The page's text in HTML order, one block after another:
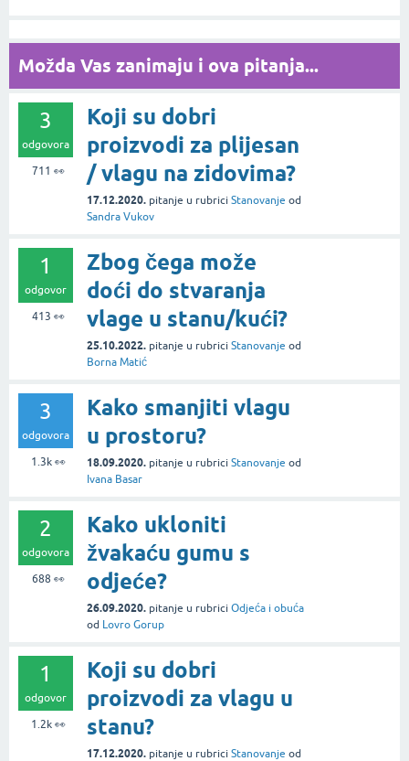
Možda Vas zanimaju i ova pitanja...
3
odgovora
711 👀
Koji su dobri
proizvodi za plijesan
/ vlagu na zidovima?
17.12.2020. pitanje u rubrici Stanovanje od
Sandra Vukov
1
odgovor
413 👀
Zbog čega može
doći do stvaranja
vlage u stanu/kući?
25.10.2022. pitanje u rubrici Stanovanje od
Borna Matić
3
odgovora
1.3k👀
Kako smanjiti vlagu
u prostoru?
18.09.2020. pitanje u rubrici Stanovanje od
Ivana Basar
2
odgovora
688 👀
Kako ukloniti
žvakaću gumu s
odjeće?
26.09.2020. pitanje u rubrici Odjeća i obuća
od Lovro Gorup
1
odgovor
1.2k👀
Koji su dobri
proizvodi za vlagu u
stanu?
17.12.2020. pitanje u rubrici Stanovanje od